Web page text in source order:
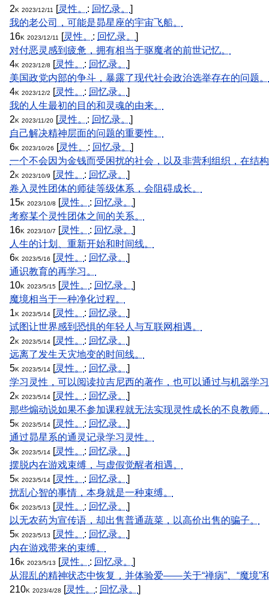
2K 2023/12/11 [灵性。 : 回忆录。 ]
我的老公司，可能是昴星座的宇宙飞船。
16K 2023/12/11 [灵性。 : 回忆录。 ]
对付恶灵感到疲惫，拥有相当于驱魔者的前世记忆。
4K 2023/12/8 [灵性。 : 回忆录。 ]
美国政党内部的争斗，暴露了现代社会政治选举存在的问题。
4K 2023/12/2 [灵性。 : 回忆录。 ]
我的人生最初的目的和灵魂的由来。
2K 2023/11/20 [灵性。 : 回忆录。 ]
自己解决精神层面的问题的重要性。
6K 2023/10/26 [灵性。 : 回忆录。 ]
一个不会因为金钱而受困扰的社会，以及非营利组织，在结
2K 2023/10/9 [灵性。 : 回忆录。 ]
卷入灵性团体的师徒等级体系，会阻碍成长。
15K 2023/10/8 [灵性。 : 回忆录。 ]
考察某个灵性团体之间的关系。
16K 2023/10/7 [灵性。 : 回忆录。 ]
人生的计划、重新开始和时间线。
6K 2023/5/16 [灵性。 : 回忆录。 ]
通识教育的再学习。
10K 2023/5/15 [灵性。 : 回忆录。 ]
魔境相当于一种净化过程。
1K 2023/5/14 [灵性。 : 回忆录。 ]
试图让世界感到恐惧的年轻人与互联网相遇。
2K 2023/5/14 [灵性。 : 回忆录。 ]
远离了发生天灾地变的时间线。
5K 2023/5/14 [灵性。 : 回忆录。 ]
学习灵性，可以阅读拉吉尼西的著作，也可以通过与机器学
2K 2023/5/14 [灵性。 : 回忆录。 ]
那些煽动说如果不参加课程就无法实现灵性成长的不良教师。
5K 2023/5/14 [灵性。 : 回忆录。 ]
通过昴星系的通灵记录学习灵性。
3K 2023/5/14 [灵性。 : 回忆录。 ]
摆脱内在游戏束缚，与虚假觉醒者相遇。
5K 2023/5/14 [灵性。 : 回忆录。 ]
扰乱心智的事情，本身就是一种束缚。
6K 2023/5/13 [灵性。 : 回忆录。 ]
以无农药为宣传语，却出售普通蔬菜，以高价出售的骗子。
5K 2023/5/13 [灵性。 : 回忆录。 ]
内在游戏带来的束缚。
16K 2023/5/13 [灵性。 : 回忆录。 ]
从混乱的精神状态中恢复，并体验爱——关于“禅病”、“魔境”
210K 2023/4/28 [灵性。 : 回忆录。 ]